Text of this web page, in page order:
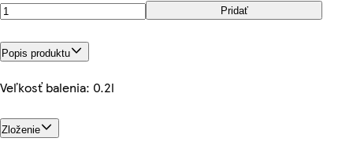
Pridať
Popis produktu
Veľkosť balenia: 0.2l
Zloženie